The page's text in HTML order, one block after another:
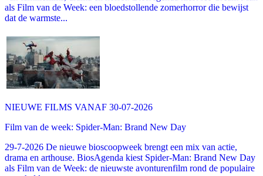
als Film van de Week: een bloedstollende zomerhorror die bewijst
dat de warmste...
NIEUWE FILMS VANAF 30-07-2026
Film van de week: Spider-Man: Brand New Day
29-7-2026 De nieuwe bioscoopweek brengt een mix van actie,
drama en arthouse. BiosAgenda kiest Spider-Man: Brand New Day
als Film van de Week: de nieuwste avonturenfilm rond de populaire